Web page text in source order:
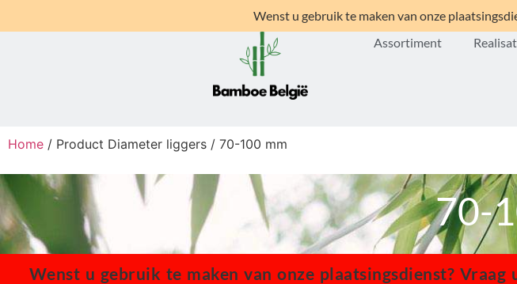
Wenst u gebruik te maken van onze
Assortiment
Home / Product Diameter liggers / 70-100 mm
70-
Wenst u gebruik te maken van onze plaatsingsdienst?